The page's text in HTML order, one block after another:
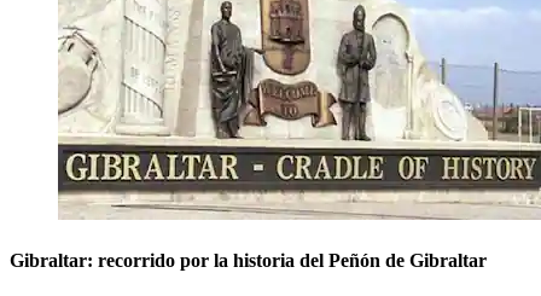
Gibraltar: recorrido por la historia del Peñón de Gibraltar